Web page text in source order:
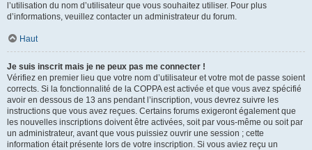
l’utilisation du nom d’utilisateur que vous souhaitez utiliser. Pour plus
d’informations, veuillez contacter un administrateur du forum.
Haut
Je suis inscrit mais je ne peux pas me connecter !
Vérifiez en premier lieu que votre nom d’utilisateur et votre mot de passe soient
corrects. Si la fonctionnalité de la COPPA est activée et que vous avez spécifié
avoir en dessous de 13 ans pendant l’inscription, vous devrez suivre les
instructions que vous avez reçues. Certains forums exigeront également que
les nouvelles inscriptions doivent être activées, soit par vous-même ou soit par
un administrateur, avant que vous puissiez ouvrir une session ; cette
information était présente lors de votre inscription. Si vous aviez reçu un